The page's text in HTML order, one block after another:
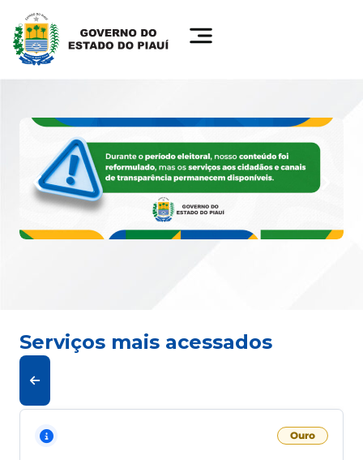
Serviços mais acessados
Ouro